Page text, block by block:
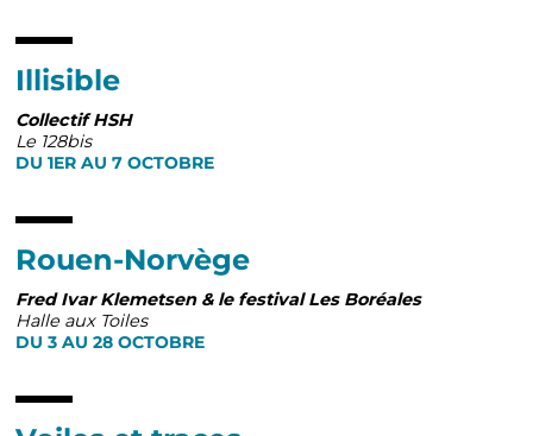
Illisible
Collectif HSH
Le 128bis
DU 1ER AU 7 OCTOBRE
Rouen-Norvège
Fred Ivar Klemetsen & le festival Les Boréales
Halle aux Toiles
DU 3 AU 28 OCTOBRE